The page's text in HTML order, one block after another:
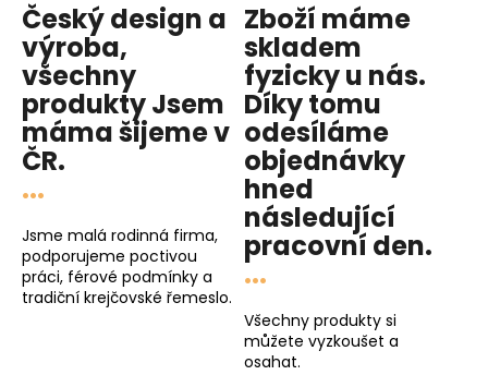
Český design a
výroba,
všechny
produktyJsem
mámašijeme v
ČR.
...
Jsme malá rodinná firma,
podporujeme poctivou
práci, férové podmínky a
tradiční krejčovské řemeslo.
Zboží máme
skladem
fyzicky u nás.
Díky tomu
odesíláme
objednávky
hned
následující
pracovní den.
...
Všechny produkty si
můžete vyzkoušet a
osahat.